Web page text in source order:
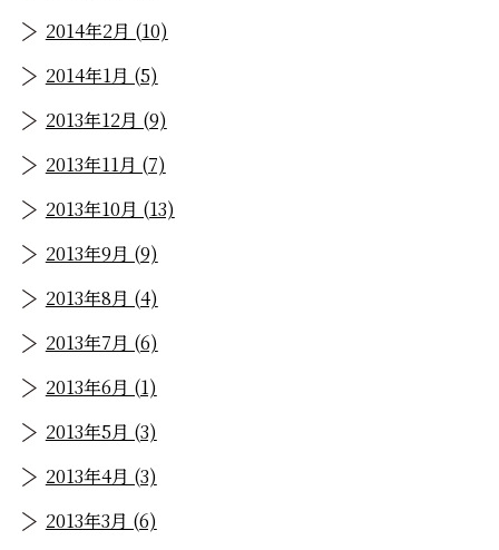
2014年2月 (10)
2014年1月 (5)
2013年12月 (9)
2013年11月 (7)
2013年10月 (13)
2013年9月 (9)
2013年8月 (4)
2013年7月 (6)
2013年6月 (1)
2013年5月 (3)
2013年4月 (3)
2013年3月 (6)